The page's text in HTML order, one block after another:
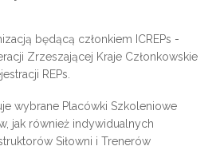
będącą członkiem ICREPs -
Zrzeszającej Kraje Członkowskie
REPs.
wybrane Placówki Szkoleniowe
jak również indywidualnych
Siłowni i Trenerów